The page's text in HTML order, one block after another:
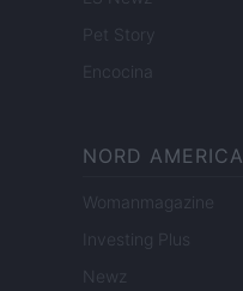
Pet Story
Encocina
NORD AMERICA
Womanmagazine
Investing Plus
Newz